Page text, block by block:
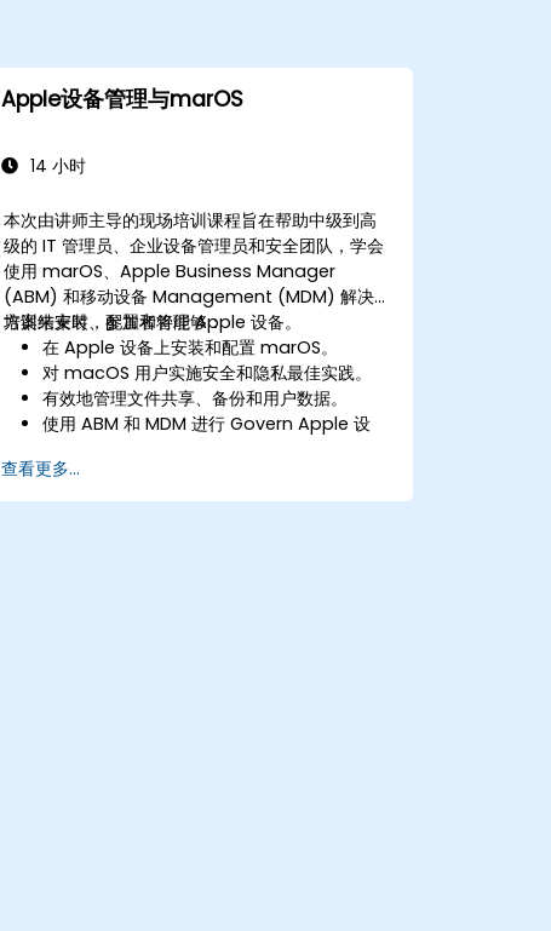
Apple设备管理与marOS
14 小时
本次由讲师主导的现场培训课程旨在帮助中级到高
级的 IT 管理员、企业设备管理员和安全团队，学会
使用 marOS、Apple Business Manager
(ABM) 和移动设备 Management (MDM) 解决
方案来安装、配置和管理 Apple 设备。
培训结束时，参加者将能够：
在 Apple 设备上安装和配置 marOS。
对 macOS 用户实施安全和隐私最佳实践。
有效地管理文件共享、备份和用户数据。
使用 ABM 和 MDM 进行 Govern Apple 设
利用故障排除工具解决常见的 Apple 设备问
题。
查看更多...